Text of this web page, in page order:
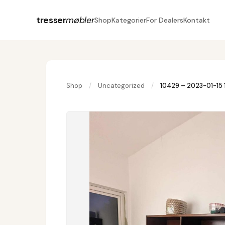
tressermøblerShopKategorierFor DealersKontakt
Shop / Uncategorized / 10429 – 2023-01-15